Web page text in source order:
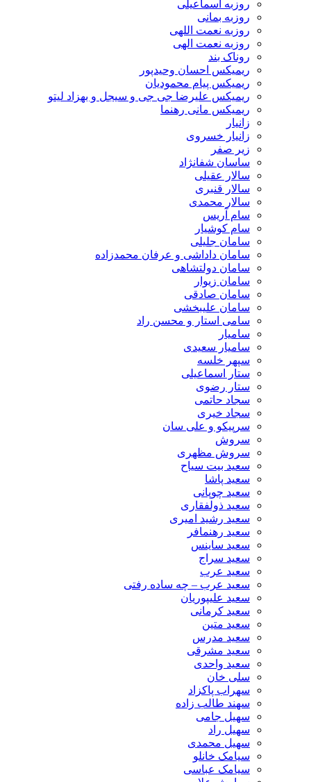
روزبه اسماعیلی
روزبه بمانی
روزبه نعمت اللهی
روزبه نعمت الهی
روناک بند
ریمیکس احسان وحیدپور
ریمیکس پیام محمودیان
ریمیکس علیرضا جی جی و سیجل و بهزاد لیتو
ریمیکس مانی رهنما
زانیار
زانیار خسروی
زیر صفر
ساسان شفانژاد
سالار عقیلی
سالار قنبری
سالار محمدی
سام آریس
سام کوشیار
سامان جلیلی
سامان داداشی و عرفان محمدزاده
سامان دولتشاهی
سامان زیوار
سامان صادقی
سامان علیبخشی
سامی استار و محسن راد
سامیار
سامیار سعیدی
سپهر خلسه
ستار اسماعیلی
ستار رضوی
سجاد حاتمی
سجاد خیری
سرپیکو و علی سان
سروش
سروش مظهری
سعید بیت سیاح
سعید پاشا
سعید چوپانی
سعید ذولفقاری
سعید رشید امیری
سعید رهنمافر
سعید ساینس
سعید سراج
سعید عرب
سعید عرب – چه ساده رفتی
سعید علیپوریان
سعید کرمانی
سعید متین
سعید مدرس
سعید مشرقی
سعید واحدی
سلی خان
سهراب پاکزاد
سهند طالب زاده
سهیل جامی
سهیل راد
سهیل محمدی
سیامک خانلو
سیامک عباسی